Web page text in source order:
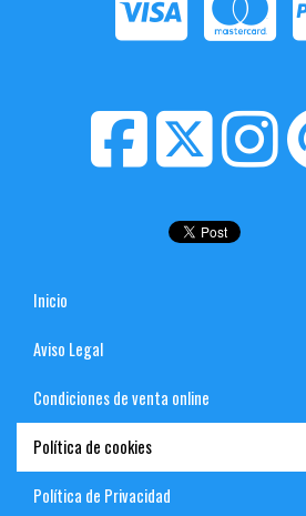
Inicio
Aviso Legal
Condiciones de venta online
Política de cookies
Política de Privacidad